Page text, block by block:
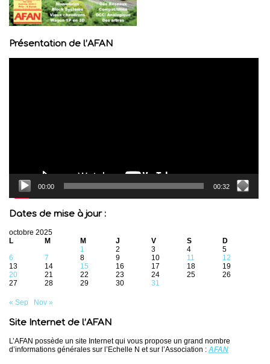
Présentation de l’AFAN
00:00 00:32
Dates de mise à jour :
octobre 2025
L
M M J V S
D
1
2 3 4
5
6
7 8 9 10 11
12
13
14 15 16 17 18
19
20
21 22 23 24 25
26
27
28 29 30 31
« Sep Nov »
Site Internet de l’AFAN
L’AFAN possède un site Internet qui vous propose un grand nombre
d’informations générales sur l’Echelle N et sur l’Association : AFAN